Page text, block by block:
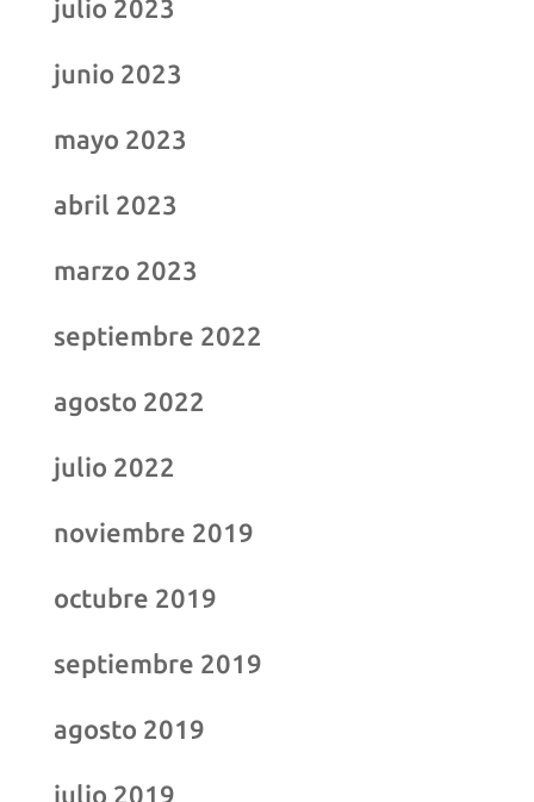
julio 2023
junio 2023
mayo 2023
abril 2023
marzo 2023
septiembre 2022
agosto 2022
julio 2022
noviembre 2019
octubre 2019
septiembre 2019
agosto 2019
julio 2019